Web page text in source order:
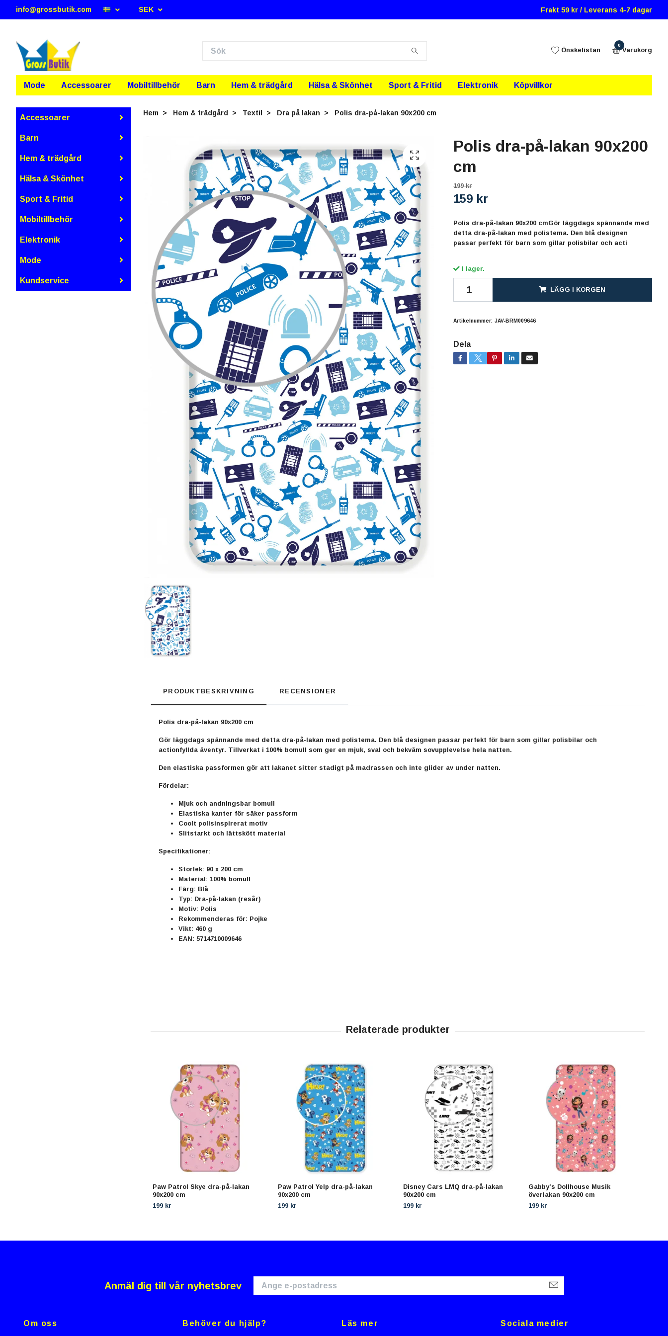
info@grossbutik.com SEK Frakt 59 kr / Leverans 4-7 dagar
Önskelistan
0
Varukorg
Mode Accessoarer Mobiltillbehör Barn Hem & trädgård Hälsa & Skönhet Sport & Fritid Elektronik Köpvillkor
Accessoarer
Barn
Hem & trädgård
Hälsa & Skönhet
Sport & Fritid
Mobiltillbehör
Elektronik
Mode
Kundservice
Hem Hem & trädgård Textil Dra på lakan Polis dra-på-lakan 90x200 cm
Polis dra-på-lakan 90x200
cm
199 kr
159 kr
Polis dra-på-lakan 90x200 cmGör läggdags spännande med
detta dra-på-lakan med polistema. Den blå designen
passar perfekt för barn som gillar polisbilar och acti
I lager.
LÄGG I KORGEN
Artikelnummer: JAV-BRM009646
Dela
PRODUKTBESKRIVNING RECENSIONER
Polis dra-på-lakan 90x200 cm
Gör läggdags spännande med detta dra-på-lakan med polistema. Den blå designen passar perfekt för barn som gillar polisbilar och
actionfyllda äventyr. Tillverkat i 100% bomull som ger en mjuk, sval och bekväm sovupplevelse hela natten.
Den elastiska passformen gör att lakanet sitter stadigt på madrassen och inte glider av under natten.
Fördelar:
Mjuk och andningsbar bomull
Elastiska kanter för säker passform
Coolt polisinspirerat motiv
Slitstarkt och lättskött material
Specifikationer:
Storlek: 90 x 200 cm
Material: 100% bomull
Färg: Blå
Typ: Dra-på-lakan (resår)
Motiv: Polis
Rekommenderas för: Pojke
Vikt: 460 g
EAN: 5714710009646
Paw Patrol Skye dra-på-lakan
90x200 cm
199 kr
Paw Patrol Yelp dra-på-lakan
90x200 cm
199 kr
Disney Cars LMQ dra-på-lakan
90x200 cm
199 kr
Gabby’s Dollhouse Musik
överlakan 90x200 cm
199 kr
Anmäl dig till vår nyhetsbrev
Om oss Behöver du hjälp? Läs mer Sociala medier